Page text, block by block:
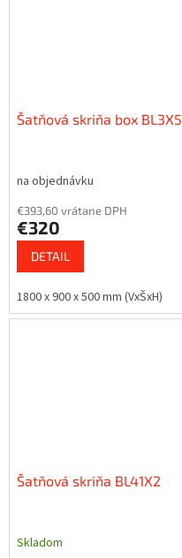
Šatňová skriňa box BL3X5
na objednávku
€393,60 vrátane DPH
€320
DETAIL
1800 x 900 x 500 mm (VxŠxH)
Šatňová skriňa BL41X2
Skladom